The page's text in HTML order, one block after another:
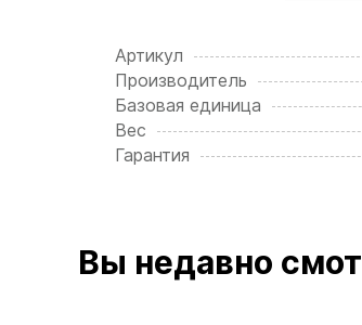
Артикул
Производитель
Базовая единица
Вес
Гарантия
Вы недавно